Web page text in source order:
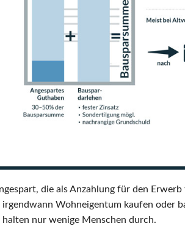
die als Anzahlung für den
irgendwann Wohneigentum kaufen oder
halten nur wenige Menschen durch.